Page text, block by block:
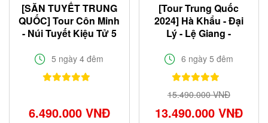
[SĂN TUYẾT TRUNG
QUỐC] Tour Côn Minh
- Núi Tuyết Kiệu Tử 5
5 ngày 4 đêm
6.490.000 VNĐ
[Tour Trung Quốc
2024] Hà Khẩu - Đại
Lý - Lệ Giang -
6N5Đ giá tốt nhất
6 ngày 5 đêm
15.490.000 VNĐ
13.490.000 VNĐ